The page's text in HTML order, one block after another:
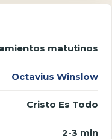
matutinos
Octavius Winslow
Cristo Es Todo
2-3 min